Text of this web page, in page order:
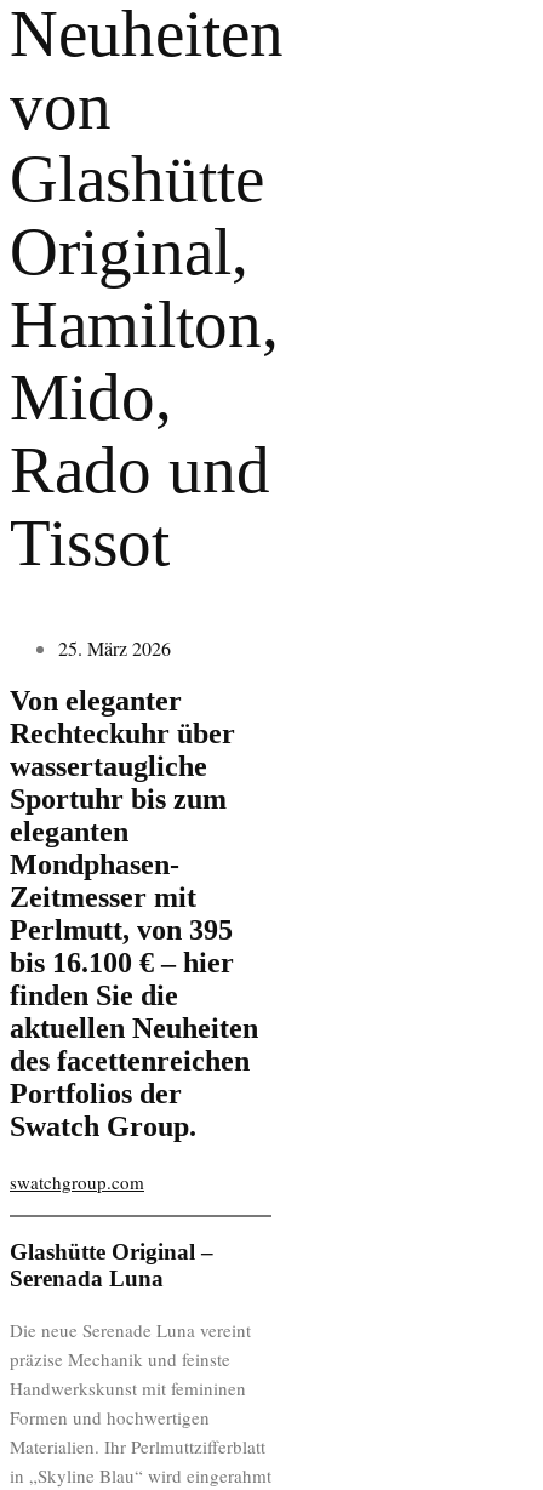
Neuheiten
von
Glashütte
Original,
Hamilton,
Mido,
Rado und
Tissot
25. März 2026
Von eleganter
Rechteckuhr über
wassertaugliche
Sportuhr bis zum
eleganten
Mondphasen-
Zeitmesser mit
Perlmutt, von 395
bis 16.100 € – hier
finden Sie die
aktuellen Neuheiten
des facettenreichen
Portfolios der
Swatch Group.
swatchgroup.com
Glashütte Original –
Serenada Luna
Die neue Serenade Luna vereint
präzise Mechanik und feinste
Handwerkskunst mit femininen
Formen und hochwertigen
Materialien. Ihr Perlmuttzifferblatt
in „Skyline Blau“ wird eingerahmt